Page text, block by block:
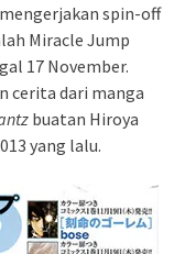
spin-off
Miracle Jump
17 November.
cerita dari manga
buatan Hiroya
yang lalu.